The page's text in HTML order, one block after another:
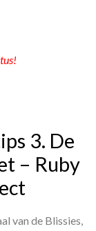
3. De
– Ruby
van de Blissies,